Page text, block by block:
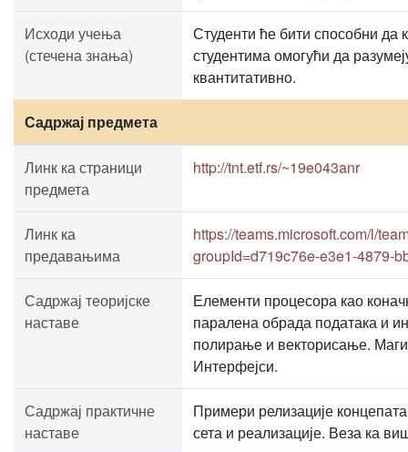
Исходи учења
(стечена знања)
Студенти ће бити способни да
студентима омогући да
квантитативно.
Садржај предмета
Линк ка страници
предмета
http://tnt.etf.rs/~19e043anr
Линк ка
предавањима
https://teams.microsoft.com/l/
groupId=d719c76e-e3e1-4879-
Садржај теоријске
наставе
Елементи процесора као
паралена обрада података и
полирање и векторисање.
Интерфејси.
Садржај практичне
наставе
Примери релизације
сета и реализације. Веза ка